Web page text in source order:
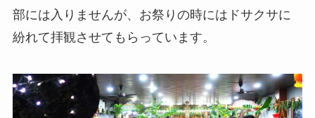
部には入りませんが、お祭りの時にはドサクサに
紛れて拝観させてもらっています。